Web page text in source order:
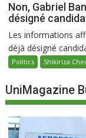
Non, Gabriel
désigné
Les informations
déjà désigné
Politics Shikiriza
UniMagazine